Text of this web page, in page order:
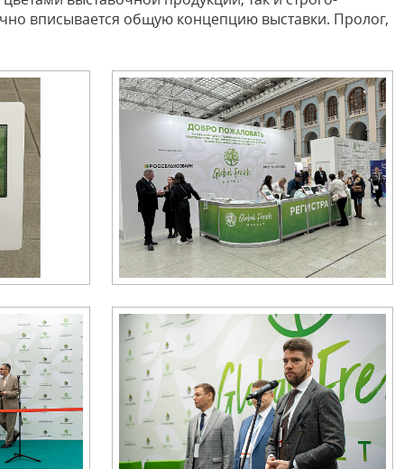
вписывается общую концепцию выставки. Пролог,